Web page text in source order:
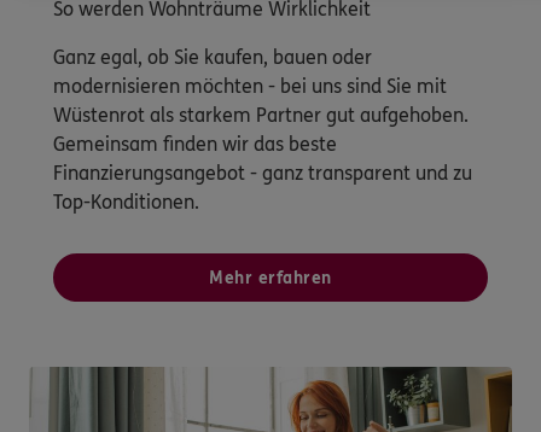
So werden Wohnträume Wirklichkeit
Ganz egal, ob Sie kaufen, bauen oder
modernisieren möchten - bei uns sind Sie mit
Wüstenrot als starkem Partner gut aufgehoben.
Gemeinsam finden wir das beste
Finanzierungsangebot - ganz transparent und zu
Top-Konditionen.
Mehr erfahren